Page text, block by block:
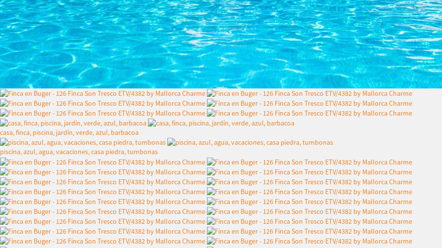
casa, finca, piscina, jardín, verde, azul, barbacoa
piscina, azul, agua, vacaciones, casa piedra, tumbonas